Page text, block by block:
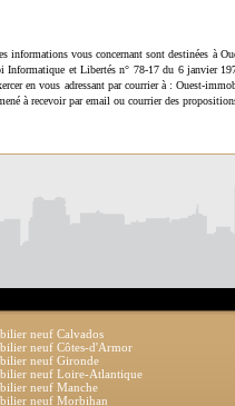
informations vous concernant sont destinées à
Informatique et Libertés n° 78-17 du 6 janvier
en vous adressant par courrier à : Ouest-
à recevoir par email ou courrier des
neuf Calvados
neuf Côtes-d'Armor
neuf Gironde
neuf Loire-Atlantique
neuf Manche
neuf Morbihan